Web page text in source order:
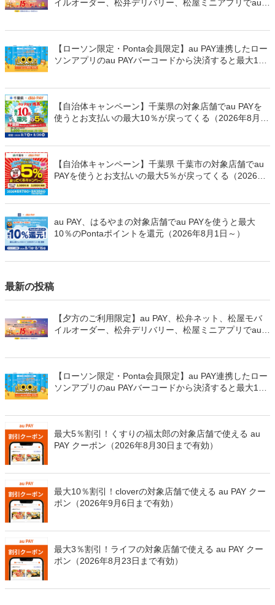
イルオーダー、松弁デリバリー、松屋ミニアプリでau
【ローソン限定・Ponta会員限定】au PAY連携したロー
ソンアプリのau PAYバーコードから決済すると最大100
【自治体キャンペーン】千葉県の対象店舗でau PAYを
使うとお支払いの最大10％が戻ってくる（2026年8月7
【自治体キャンペーン】千葉県 千葉市の対象店舗でau
PAYを使うとお支払いの最大5％が戻ってくる（2026年
au PAY、はるやまの対象店舗でau PAYを使うと最大
10％のPontaポイントを還元（2026年8月1日～）
最新の投稿
【夕方のご利用限定】au PAY、松弁ネット、松屋モバ
イルオーダー、松弁デリバリー、松屋ミニアプリでau
【ローソン限定・Ponta会員限定】au PAY連携したロー
ソンアプリのau PAYバーコードから決済すると最大100
最大5％割引！くすりの福太郎の対象店舗で使える au
PAY クーポン（2026年8月30日まで有効）
最大10％割引！cloverの対象店舗で使える au PAY クー
ポン（2026年9月6日まで有効）
最大3％割引！ライフの対象店舗で使える au PAY クー
ポン（2026年8月23日まで有効）